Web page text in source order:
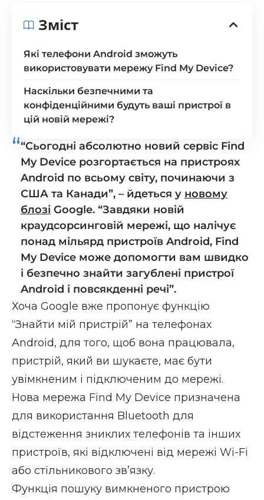
Зміст
Які телефони Android зможуть
використовувати мережу Find My Device?
Наскільки безпечними та
конфіденційними будуть ваші пристрої в
цій новій мережі?
“Сьогодні абсолютно новий сервіс Find
My Device розгортається на пристроях
Android по всьому світу, починаючи з
США та Канади”, – йдеться у новому
блозі Google. “Завдяки новій
краудсорсинговій мережі, що налічує
понад мільярд пристроїв Android, Find
My Device може допомогти вам швидко
і безпечно знайти загублені пристрої
Android і повсякденні речі”.
Хоча Google вже пропонує функцію
“Знайти мій пристрій” на телефонах
Android, для того, щоб вона працювала,
пристрій, який ви шукаєте, має бути
увімкненим і підключеним до мережі.
Нова мережа Find My Device призначена
для використання Bluetooth для
відстеження зниклих телефонів та інших
пристроїв, які відключені від мережі Wi-Fi
або стільникового зв’язку.
Функція пошуку вимкненого пристрою